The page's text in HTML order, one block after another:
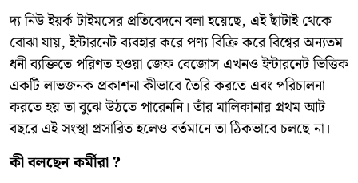
দ্য নিউ ইয়র্ক টাইমসের প্রতিবেদনে বলা হয়েছে, এই ছাঁটাই থেকে
বোঝা যায়, ইন্টারনেট ব্যবহার করে পণ্য বিক্রি করে বিশ্বের অন্যতম
ধনী ব্যক্তিতে পরিণত হওয়া জেফ বেজোস এখনও ইন্টারনেট ভিত্তিক
একটি লাভজনক প্রকাশনা কীভাবে তৈরি করতে এবং পরিচালনা
করতে হয় তা বুঝে উঠতে পারেননি। তাঁর মালিকানার প্রথম আট
বছরে এই সংস্থা প্রসারিত হলেও বর্তমানে তা ঠিকভাবে চলছে না।
কী বলছেন কর্মীরা ?